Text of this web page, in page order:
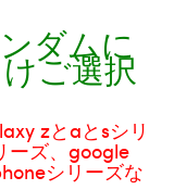
ダムに
ご選択
zとaとsシリ
ーズ、google
シリーズな